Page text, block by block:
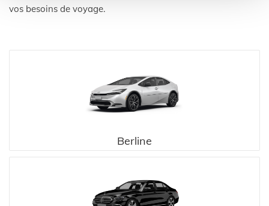
vos besoins de voyage.
Berline